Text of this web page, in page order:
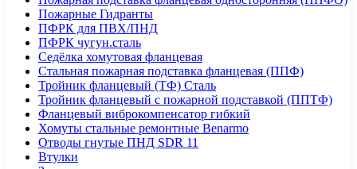
Пожарные Гидранты
ПФРК для ПВХ/ПНД
ПФРК чугун.сталь
Седёлка хомутовая фланцевая
Стальная пожарная подставка фланцевая (ППФ)
Тройник фланцевый (ТФ) Сталь
Тройник фланцевый с пожарной подставкой (ППТФ)
Фланцевый виброкомпенсатор гибкий
Хомуты стальные ремонтные Benarmo
Отводы гнутые ПНД SDR 11
Втулки